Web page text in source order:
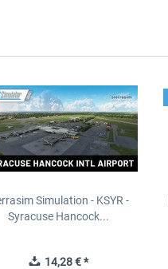
Simulation - KSYR -
Syracuse Hancock...
14,28 € *